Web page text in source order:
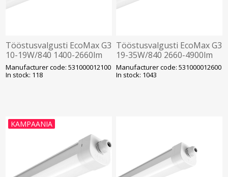
Tööstusvalgusti EcoMax G3
10-19W/840 1400-2660lm
IP66 IK08 Läbivj. 680mm
Opple
Manufacturer code: 531000012100
In stock: 118
Tööstusvalgusti EcoMax G3
19-35W/840 2660-4900lm
IP66 IK08 Läbivj. 1260mm
Opple
Manufacturer code: 531000012600
In stock: 1043
KAMPAANIA